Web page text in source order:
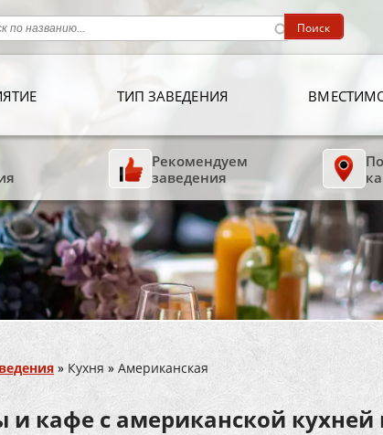
ТИП ЗАВЕДЕНИЯ
Рекомендуем
заведения
» Кухня » Американская
и кафе с американской